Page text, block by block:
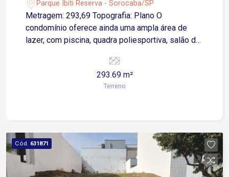
Sorocaba-SP
Parque Ibiti Reserva - Sorocaba/SP
Metragem: 293,69 Topografia: Plano O
condomínio oferece ainda uma ampla área de
lazer, com piscina, quadra poliesportiva, salão de
escolas, supermercados, farmácias e com fácil
acesso às principais vias da cidade, este é o
lugar perfeito para quem busca conforto e
293.69 m²
Terreno
Cód. 631871